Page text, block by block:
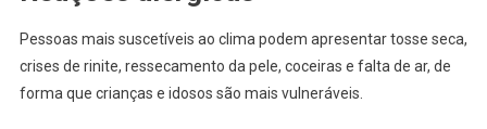
Pessoas mais suscetíveis ao clima podem apresentar tosse seca,
crises de rinite, ressecamento da pele, coceiras e falta de ar, de
forma que crianças e idosos são mais vulneráveis.